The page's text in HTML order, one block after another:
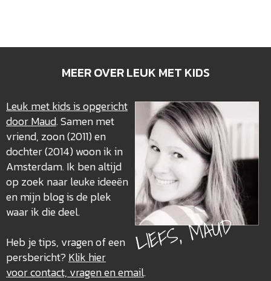
MEER OVER LEUK MET KIDS
LIEFS, MAUD
Leuk met kids is opgericht
door Maud. Samen met
vriend, zoon (2011) en
dochter (2014) woon ik in
Amsterdam. Ik ben altijd
op zoek naar leuke ideeën
en mijn blog is de plek
waar ik die deel.
Heb je tips, vragen of een
persbericht? Klik hier
voor contact, vragen en email.